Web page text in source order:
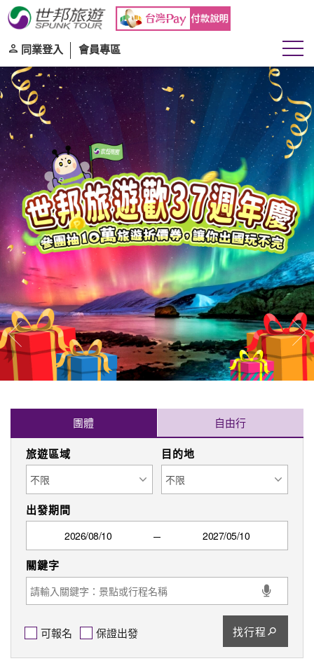
同業登入 會員專區
往前 往
團體 自由行
旅遊區域 目的地
出發期間
可報名 保證出發 找行程